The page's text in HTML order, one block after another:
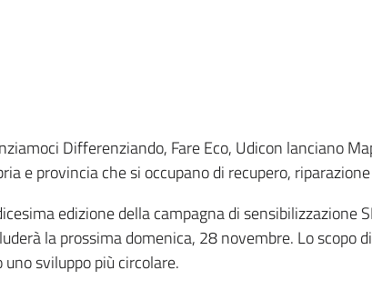
Differenziando, Fare Eco, Udicon lanciano
e provincia che si occupano di recupero,
edizione della campagna di sensibilizzazione
la prossima domenica, 28 novembre. Lo scopo
sviluppo più circolare.